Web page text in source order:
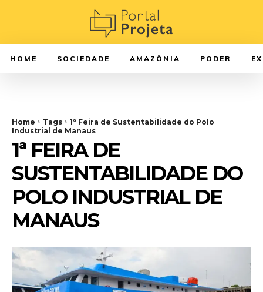
HOME SOCIEDADE AMAZÔNIA PODER
Home Tags
1ª Feira de Sustentabilidade do Polo
Industrial de Manaus
1ª FEIRA DE
SUSTENTABILIDADE DO
POLO INDUSTRIAL DE
MANAUS